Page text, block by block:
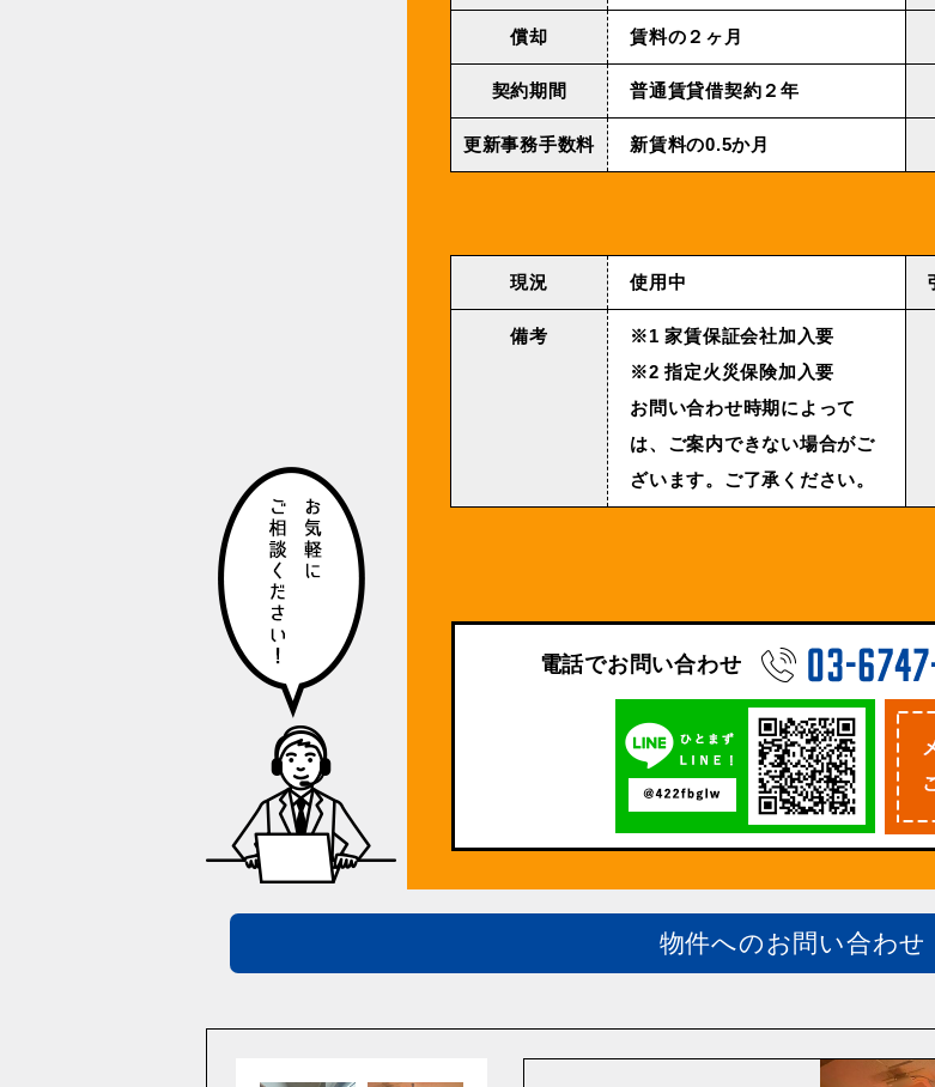
償却 賃料の２ヶ月
契約期間 普通賃貸借契約２年
更新事務手数料 新賃料の0.5か月
現況 使用中
備考
※1 家賃保証会社加入要
※2 指定火災保険加入要
お問い合わせ時期によって
は、ご案内できない場合がご
ざいます。ご了承ください。
電話でお問い合わせ
物件へのお問い合わせ